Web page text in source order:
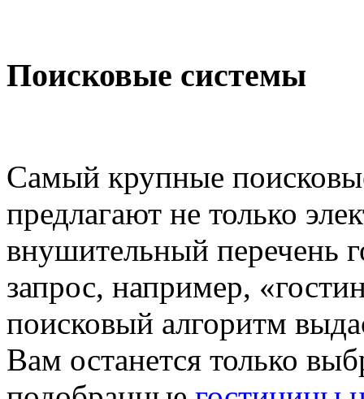
Поисковые системы
Самый крупные
предлагают не только
внушительный перечень
запрос, например,
поисковый алгоритм
Вам останется только